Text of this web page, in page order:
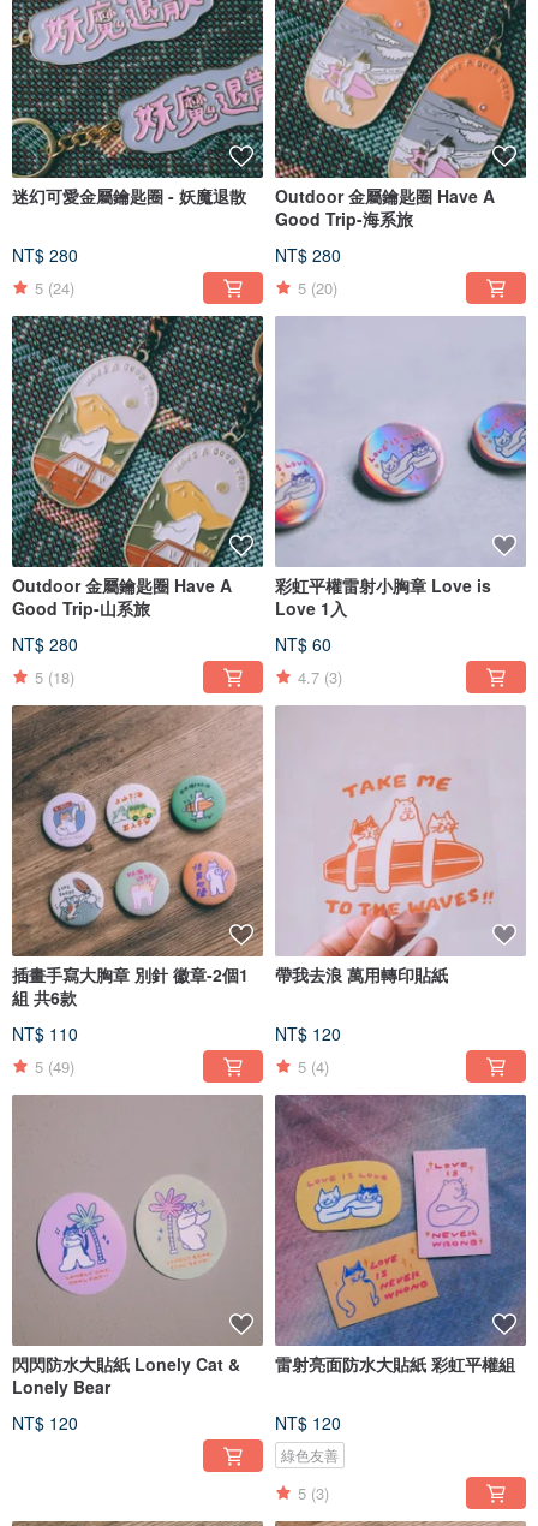
迷幻可愛金屬鑰匙圈 - 妖魔退散
NT$ 280
5 (24)
Outdoor 金屬鑰匙圈 Have A
Good Trip-海系旅
NT$ 280
5 (20)
Outdoor 金屬鑰匙圈 Have A
Good Trip-山系旅
NT$ 280
5 (18)
彩虹平權雷射小胸章 Love is
Love 1入
NT$ 60
4.7 (3)
插畫手寫大胸章 別針 徽章-2個1
組 共6款
NT$ 110
5 (49)
帶我去浪 萬用轉印貼紙
NT$ 120
5 (4)
閃閃防水大貼紙 Lonely Cat &
Lonely Bear
NT$ 120
雷射亮面防水大貼紙 彩虹平權組
NT$ 120
綠色友善
5 (3)